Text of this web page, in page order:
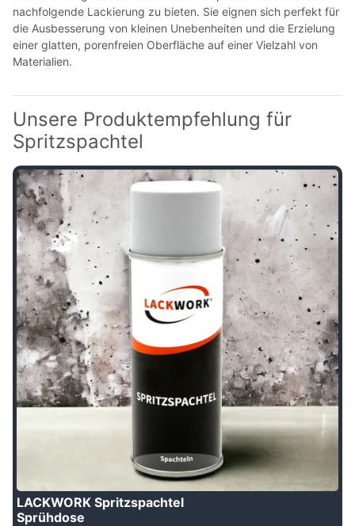
nachfolgende Lackierung zu bieten. Sie eignen sich perfekt für
die Ausbesserung von kleinen Unebenheiten und die Erzielung
einer glatten, porenfreien Oberfläche auf einer Vielzahl von
Materialien.
Unsere Produktempfehlung für
Spritzspachtel
LACKWORK Spritzspachtel
Sprühdose